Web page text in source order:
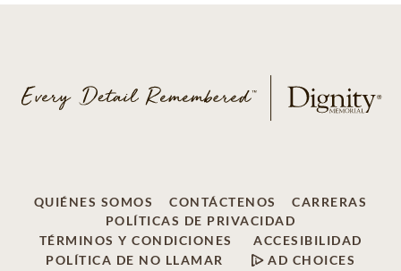
QUIÉNES SOMOS CONTÁCTENOS
CARRERAS
POLÍTICAS DE PRIVACIDAD
TÉRMINOS Y CONDICIONES
ACCESIBILIDAD
POLÍTICA DE NO LLAMAR
AD CHOICES